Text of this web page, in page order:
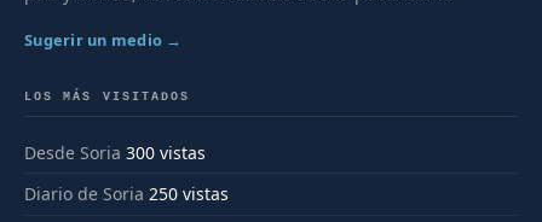
Sugerir un medio →
LOS MÁS VISITADOS
Desde Soria 300 vistas
Diario de Soria 250 vistas